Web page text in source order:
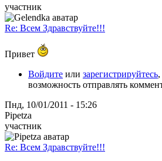
участник
Re: Всем Здравствуйте!!!
Привет
Войдите или зарегистрируйтесь
возможность отправлять
Пнд, 10/01/2011 - 15:26
Pipetza
участник
Re: Всем Здравствуйте!!!